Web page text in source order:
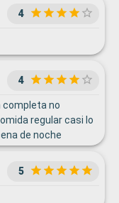
4
4
completa no
regular casi lo
de noche
y la 4ta cena
adornado Además
vez si fueran
eran
5